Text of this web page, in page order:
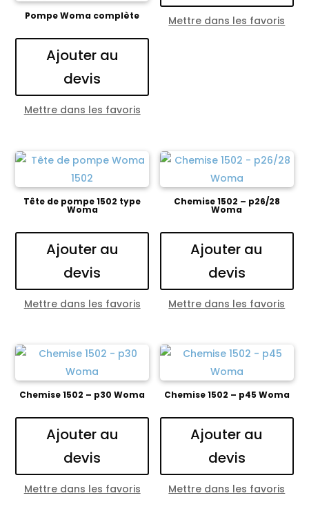
Pompe Woma complète
Ajouter au
devis
Mettre dans les favoris
Mettre dans les favoris
Tête de pompe 1502 type
Woma
Ajouter au
devis
Mettre dans les favoris
Chemise 1502 – p26/28
Woma
Ajouter au
devis
Mettre dans les favoris
Chemise 1502 – p30 Woma
Ajouter au
devis
Mettre dans les favoris
Chemise 1502 – p45 Woma
Ajouter au
devis
Mettre dans les favoris